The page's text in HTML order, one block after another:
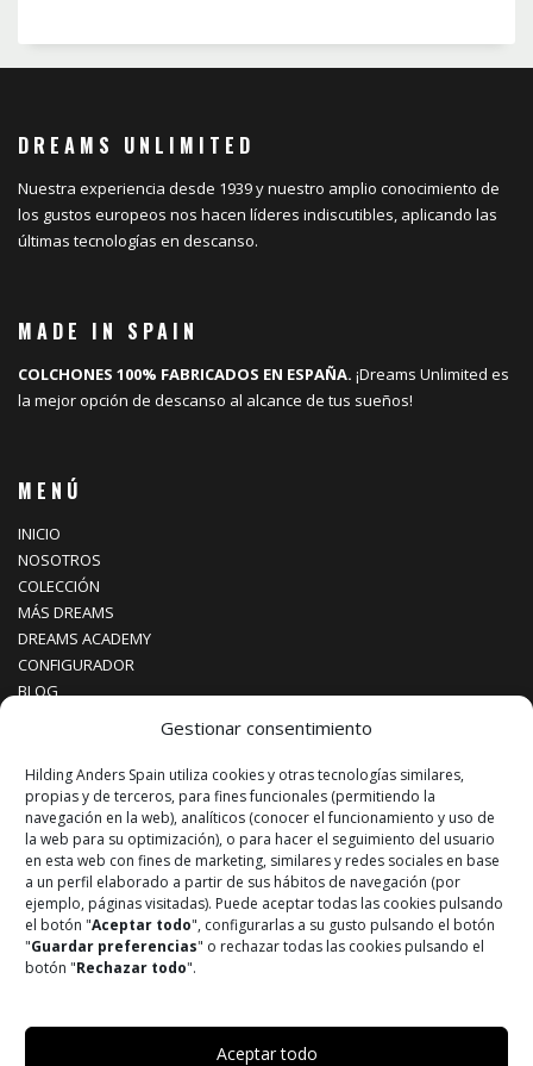
Gestionar consentimiento
Hilding Anders Spain utiliza cookies y otras tecnologías similares,
propias y de terceros, para fines funcionales (permitiendo la
navegación en la web), analíticos (conocer el funcionamiento y uso de
la web para su optimización), o para hacer el seguimiento del usuario
en esta web con fines de marketing, similares y redes sociales en base
a un perfil elaborado a partir de sus hábitos de navegación (por
ejemplo, páginas visitadas). Puede aceptar todas las cookies pulsando
el botón "Aceptar todo", configurarlas a su gusto pulsando el botón
"Guardar preferencias" o rechazar todas las cookies pulsando el
botón "Rechazar todo".
Aceptar todo
DREAMS UNLIMITED
Nuestra experiencia desde 1939 y nuestro amplio conocimiento de
los gustos europeos nos hacen líderes indiscutibles, aplicando las
últimas tecnologías en descanso.
MADE IN SPAIN
COLCHONES 100% FABRICADOS EN ESPAÑA. ¡Dreams Unlimited es
la mejor opción de descanso al alcance de tus sueños!
MENÚ
INICIO
NOSOTROS
COLECCIÓN
MÁS DREAMS
DREAMS ACADEMY
CONFIGURADOR
BLOG
¡SÍGUENOS!
Instagram
Facebook
Youtube
© 2026 DREAMS UNLIMITED | Todos los derechos reservados